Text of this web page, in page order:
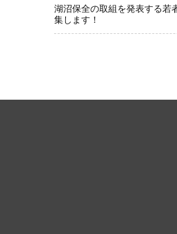
湖沼保全の取組を発表する若
集します！